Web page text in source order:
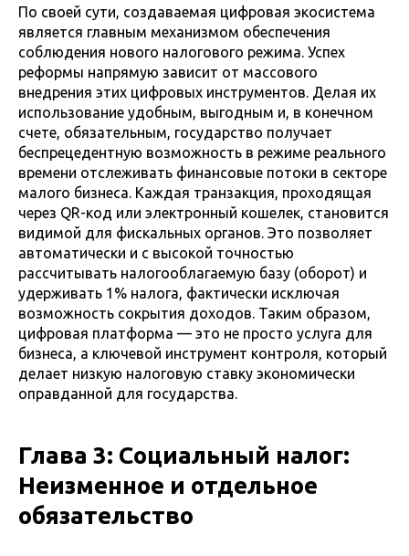
По своей сути, создаваемая цифровая экосистема
является главным механизмом обеспечения
соблюдения нового налогового режима. Успех
реформы напрямую зависит от массового
внедрения этих цифровых инструментов. Делая их
использование удобным, выгодным и, в конечном
счете, обязательным, государство получает
беспрецедентную возможность в режиме реального
времени отслеживать финансовые потоки в секторе
малого бизнеса. Каждая транзакция, проходящая
через QR-код или электронный кошелек, становится
видимой для фискальных органов. Это позволяет
автоматически и с высокой точностью
рассчитывать налогооблагаемую базу (оборот) и
удерживать 1% налога, фактически исключая
возможность сокрытия доходов. Таким образом,
цифровая платформа — это не просто услуга для
бизнеса, а ключевой инструмент контроля, который
делает низкую налоговую ставку экономически
оправданной для государства.
Глава 3: Социальный налог:
Неизменное и отдельное
обязательство